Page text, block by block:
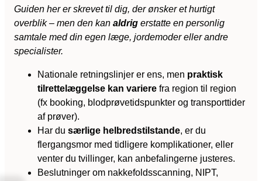
Guiden her er skrevet til dig, der ønsker et hurtigt
overblik – men den kan aldrig erstatte en personlig
samtale med din egen læge, jordemoder eller andre
specialister.
Nationale retningslinjer er ens, men praktisk
tilrettelæggelse kan variere fra region til region
(fx booking, blodprøvetidspunkter og transporttider
af prøver).
Har du særlige helbredstilstande, er du
flergangsmor med tidligere komplikationer, eller
venter du tvillinger, kan anbefalingerne justeres.
Beslutninger om nakkefoldsscanning, NIPT,